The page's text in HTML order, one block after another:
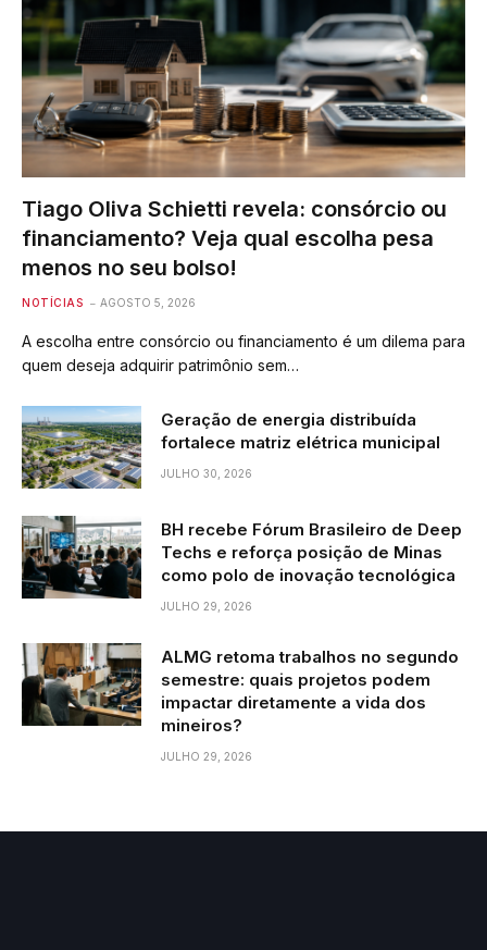
Tiago Oliva Schietti revela: consórcio ou
financiamento? Veja qual escolha pesa
menos no seu bolso!
NOTÍCIAS AGOSTO 5, 2026
A escolha entre consórcio ou financiamento é um dilema para
quem deseja adquirir patrimônio sem…
Geração de energia distribuída
fortalece matriz elétrica municipal
JULHO 30, 2026
BH recebe Fórum Brasileiro de Deep
Techs e reforça posição de Minas
como polo de inovação tecnológica
JULHO 29, 2026
ALMG retoma trabalhos no segundo
semestre: quais projetos podem
impactar diretamente a vida dos
mineiros?
JULHO 29, 2026